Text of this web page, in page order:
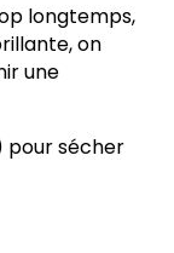
longtemps,
on
une
pour sécher